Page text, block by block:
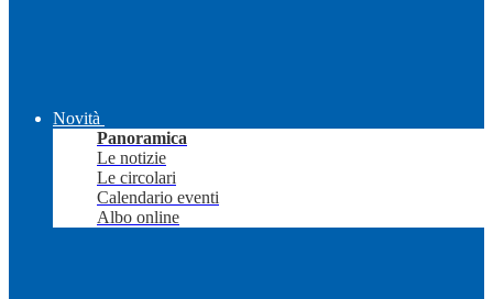
Novità
Panoramica
Le notizie
Le circolari
Calendario eventi
Albo online